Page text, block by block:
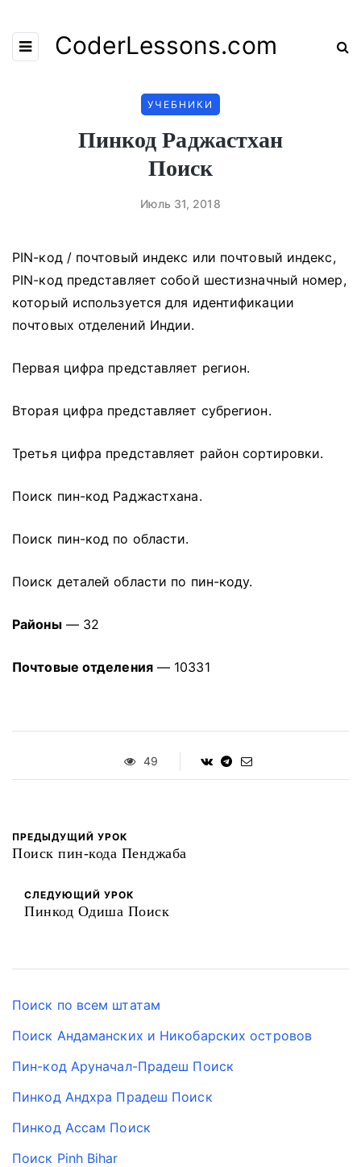
CoderLessons.com
УЧЕБНИКИ
Пинкод Раджастхан
Поиск
Июль 31, 2018
PIN-код / ​​почтовый индекс или почтовый индекс,
PIN-код представляет собой шестизначный номер,
который используется для идентификации
почтовых отделений Индии.
Первая цифра представляет регион.
Вторая цифра представляет субрегион.
Третья цифра представляет район сортировки.
Поиск пин-код Раджастхана.
Поиск пин-код по области.
Поиск деталей области по пин-коду.
Районы— 32
Почтовые отделения— 10331
49
ПРЕДЫДУЩИЙ УРОК
Поиск пин-кода Пенджаба
СЛЕДУЮЩИЙ УРОК
Пинкод Одиша Поиск
Поиск по всем штатам
Поиск Андаманских и Никобарских островов
Пин-код Аруначал-Прадеш Поиск
Пинкод Андхра Прадеш Поиск
Пинкод Ассам Поиск
Поиск Pinh Bihar